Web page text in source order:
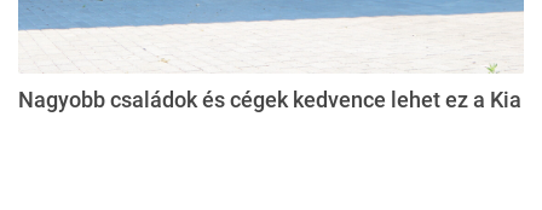
Nagyobb családok és cégek kedvence lehet ez a Kia